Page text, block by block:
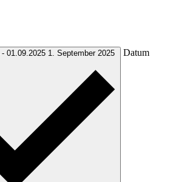
- 01.09.2025 1. September 2025 Datum